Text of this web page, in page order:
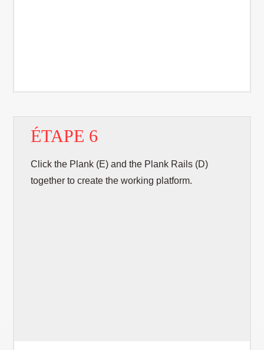
ÉTAPE 6
Click the Plank (E) and the Plank Rails (D)
together to create the working platform.